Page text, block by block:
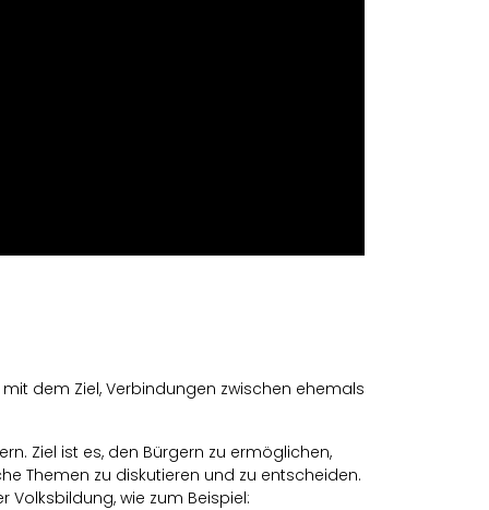
dem Ziel, Verbindungen zwischen ehemals
Ziel ist es, den Bürgern zu ermöglichen,
Themen zu diskutieren und zu entscheiden.
wie zum Beispiel: